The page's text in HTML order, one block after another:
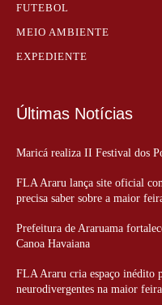
FUTEBOL
MEIO AMBIENTE
EXPEDIENTE
Últimas Notícias
Maricá realiza II Festival dos
FLA Araru lança site oficial
precisa saber sobre a maior
Prefeitura de Araruama
Canoa Havaiana
FLA Araru cria espaço inédito
neurodivergentes na maior